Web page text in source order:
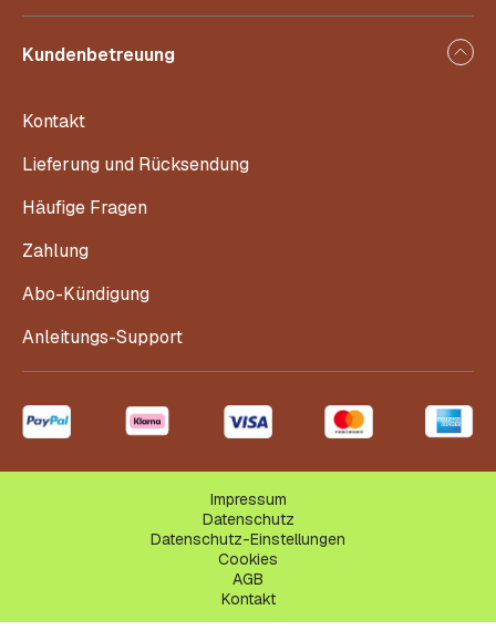
Kundenbetreuung
Kontakt
Lieferung und Rücksendung
Häufige Fragen
Zahlung
Abo-Kündigung
Anleitungs-Support
Impressum
Datenschutz
Datenschutz-Einstellungen
Cookies
AGB
Kontakt